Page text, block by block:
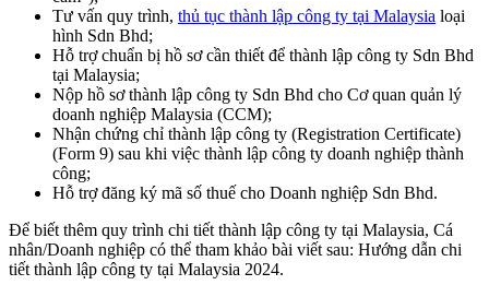
Tư vấn quy trình, thủ tục thành lập công ty tại Malaysia loại
hình Sdn Bhd;
Hỗ trợ chuẩn bị hồ sơ cần thiết để thành lập công ty Sdn Bhd
tại Malaysia;
Nộp hồ sơ thành lập công ty Sdn Bhd cho Cơ quan quản lý
doanh nghiệp Malaysia (CCM);
Nhận chứng chỉ thành lập công ty (Registration Certificate)
(Form 9) sau khi việc thành lập công ty doanh nghiệp thành
công;
Hỗ trợ đăng ký mã số thuế cho Doanh nghiệp Sdn Bhd.
Để biết thêm quy trình chi tiết thành lập công ty tại Malaysia, Cá
nhân/Doanh nghiệp có thể tham khảo bài viết sau: Hướng dẫn chi
tiết thành lập công ty tại Malaysia 2024.